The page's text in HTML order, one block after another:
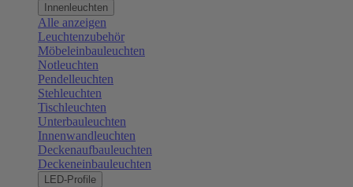
Innenleuchten
Alle anzeigen
Leuchtenzubehör
Möbeleinbauleuchten
Notleuchten
Pendelleuchten
Stehleuchten
Tischleuchten
Unterbauleuchten
Innenwandleuchten
Deckenaufbauleuchten
Deckeneinbauleuchten
LED-Profile